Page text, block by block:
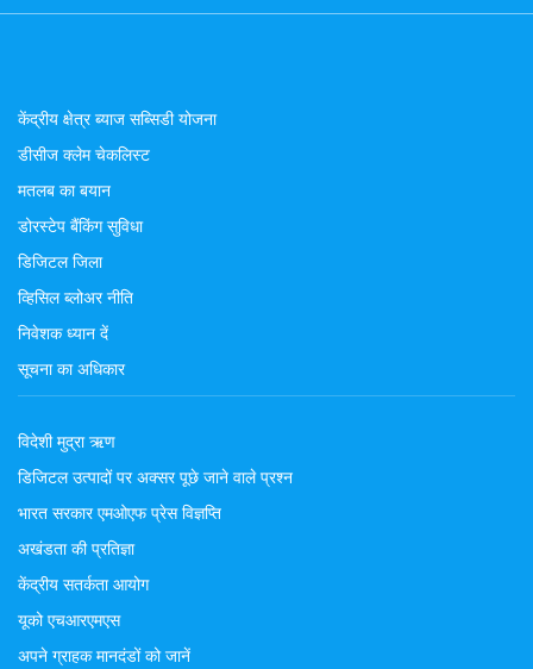
केंद्रीय क्षेत्र ब्याज सब्सिडी योजना
डीसीज क्लेम चेकलिस्ट
मतलब का बयान
डोरस्टेप बैंकिंग सुविधा
डिजिटल जिला
व्हिसिल ब्लोअर नीति
निवेशक ध्यान दें
सूचना का अधिकार
विदेशी मुद्रा ऋण
डिजिटल उत्पादों पर अक्सर पूछे जाने वाले प्रश्न
भारत सरकार एमओएफ प्रेस विज्ञप्ति
अखंडता की प्रतिज्ञा
केंद्रीय सतर्कता आयोग
यूको एचआरएमएस
अपने ग्राहक मानदंडों को जानें